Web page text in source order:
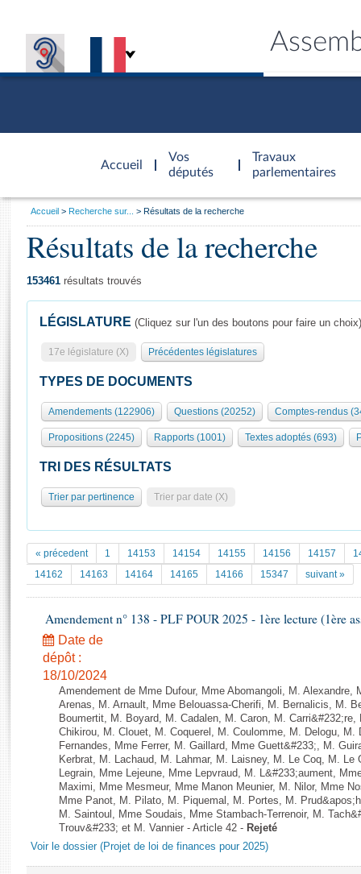
Accueil
d'accueil
Vos
députés
Travaux
parlementaires
Présidence
577 députés
Groupes politiques
Séance publique
Commissions et autres organes
Europe et International
Pétitions
Documents parlementaires
Projets de loi
Propositions de loi
Amendements
Textes adoptés
Rapports d'information
Rapports d'enquête
Rapports législatifs
Rapports sur l'application des lois
Baromètre de l’application des lois
Dossiers législatifs
Budget et sécurité sociale
Général
Rôle et pouvoirs de l'Assemblée
Organisation de l'Assemblée
Présidence Conférence des Présidents Bureau Collège des
Statistiques et chiffres clés
Documents de référence
( Constitution | Règlement de l'Assemblée ... )
Histoire
Juniors
Anciennes législatures
Liens vers les sites publics
Visiter l'Assemblée
Visite virtuelle du palais Bourbon
Assister à une séance
La Bibliothèque
Les archives
Photos libres de droit
Vous
Accueil Recherche sur... Résultats de la recherche
Résultats de la recherche
153461 résultats trouvés
LÉGISLATURE (Cliquez sur l'un des boutons pour faire un choix)
17e législature (X) Précédentes législatures
TYPES DE DOCUMENTS
Amendements (122906) Questions (20252) Comptes-rendus
Propositions (2245) Rapports (1001) Textes adoptés (693)
TRI DES RÉSULTATS
Trier par pertinence Trier par date (X)
« précedent 1 14153 14154 14155 14156 14157
14162
14163 14164 14165 14166 15347 suivant »
Amendement n° 138 - PLF POUR 2025 - 1ère lecture (1ère
Date de
dépôt :
18/10/2024
Amendement de Mme Dufour, Mme Abomangoli, M. Alexandre,
Arenas, M. Arnault, Mme Belouassa-Cherifi, M. Bernalicis, M.
Boumertit, M. Boyard, M. Cadalen, M. Caron, M.
Chikirou, M. Clouet, M. Coquerel, M. Coulomme, M. Delogu,
Fernandes, Mme Ferrer, M. Gaillard, Mme Guett&#233;, M.
Kerbrat, M. Lachaud, M. Lahmar, M. Laisney, M. Le Coq, M. Le
Legrain, Mme Lejeune, Mme Lepvraud, M. L&#233;aument,
Maximi, Mme Mesmeur, Mme Manon Meunier, M. Nilor, Mme
Mme Panot, M. Pilato, M. Piquemal, M. Portes, M.
M. Saintoul, Mme Soudais, Mme Stambach-Terrenoir, M.
Trouv&#233; et M. Vannier - Article 42 - Rejeté
Voir le dossier (Projet de loi de finances pour 2025)